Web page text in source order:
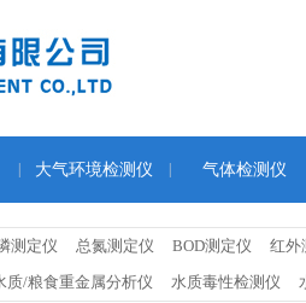
大气环境检测仪 气体检测仪
测定仪 总氮测定仪 BOD测定仪 红外
质/粮食重金属分析仪 水质毒性检测仪